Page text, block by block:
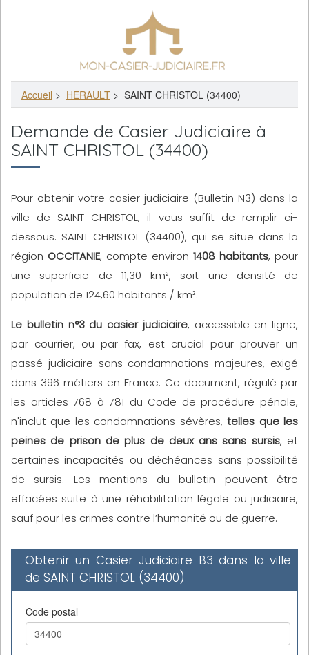
Accueil > HERAULT > SAINT CHRISTOL (34400)
Demande de Casier Judiciaire à
SAINT CHRISTOL (34400)
Pour obtenir votre casier judiciaire (Bulletin N3) dans la
ville de SAINT CHRISTOL, il vous suffit de remplir ci-
dessous. SAINT CHRISTOL (34400), qui se situe dans la
région OCCITANIE, compte environ 1408 habitants, pour
une superficie de 11,30 km², soit une densité de
population de 124,60 habitants / km².
Le bulletin n°3 du casier judiciaire, accessible en ligne,
par courrier, ou par fax, est crucial pour prouver un
passé judiciaire sans condamnations majeures, exigé
dans 396 métiers en France. Ce document, régulé par
les articles 768 à 781 du Code de procédure pénale,
n'inclut que les condamnations sévères,telles que les
peines de prison de plus de deux ans sans sursis, et
certaines incapacités ou déchéances sans possibilité
de sursis. Les mentions du bulletin peuvent être
effacées suite à une réhabilitation légale ou judiciaire,
sauf pour les crimes contre l’humanité ou de guerre.
Obtenir un Casier Judiciaire B3 dans la ville
de SAINT CHRISTOL (34400)
Code postal